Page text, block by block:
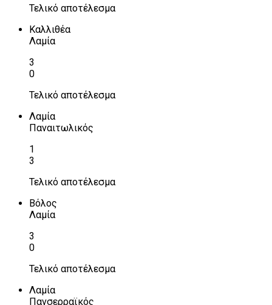
Τελικό αποτέλεσμα
Καλλιθέα
Λαμία
3
0
Τελικό αποτέλεσμα
Λαμία
Παναιτωλικός
1
3
Τελικό αποτέλεσμα
Βόλος
Λαμία
3
0
Τελικό αποτέλεσμα
Λαμία
Πανσερραϊκός